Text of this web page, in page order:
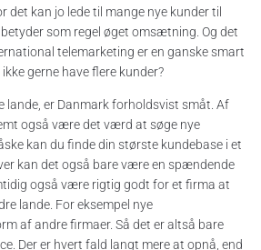
kan jo lede til mange nye kunder til
som regel øget omsætning. Og det
telemarketing er en ganske smart
gerne have flere kunder?
lande, er Danmark forholdsvist småt. Af
også være det værd at søge nye
kan du finde din største kundebase i et
kan det også bare være en spændende
også være rigtig godt for et firma at
lande. For eksempel nye
af andre firmaer. Så det er altså bare
Der er hvert fald langt mere at opnå, end